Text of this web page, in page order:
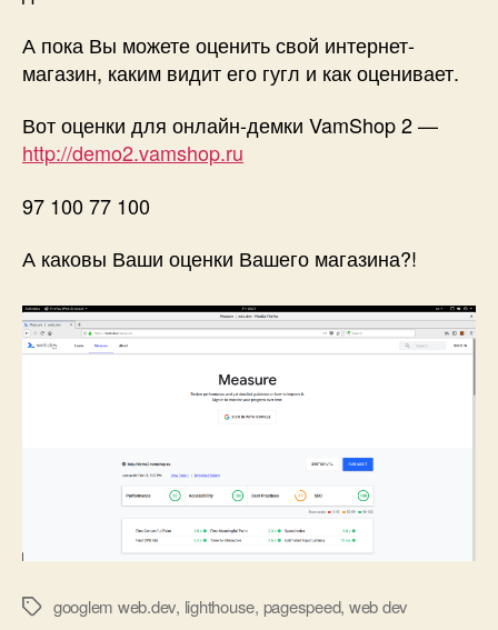
А пока Вы можете оценить свой интернет-
магазин, каким видит его гугл и как оценивает.
Вот оценки для онлайн-демки VamShop 2 —
http://demo2.vamshop.ru
97 100 77 100
А каковы Ваши оценки Вашего магазина?!
Меткиgooglem web.dev, lighthouse, pagespeed, web dev